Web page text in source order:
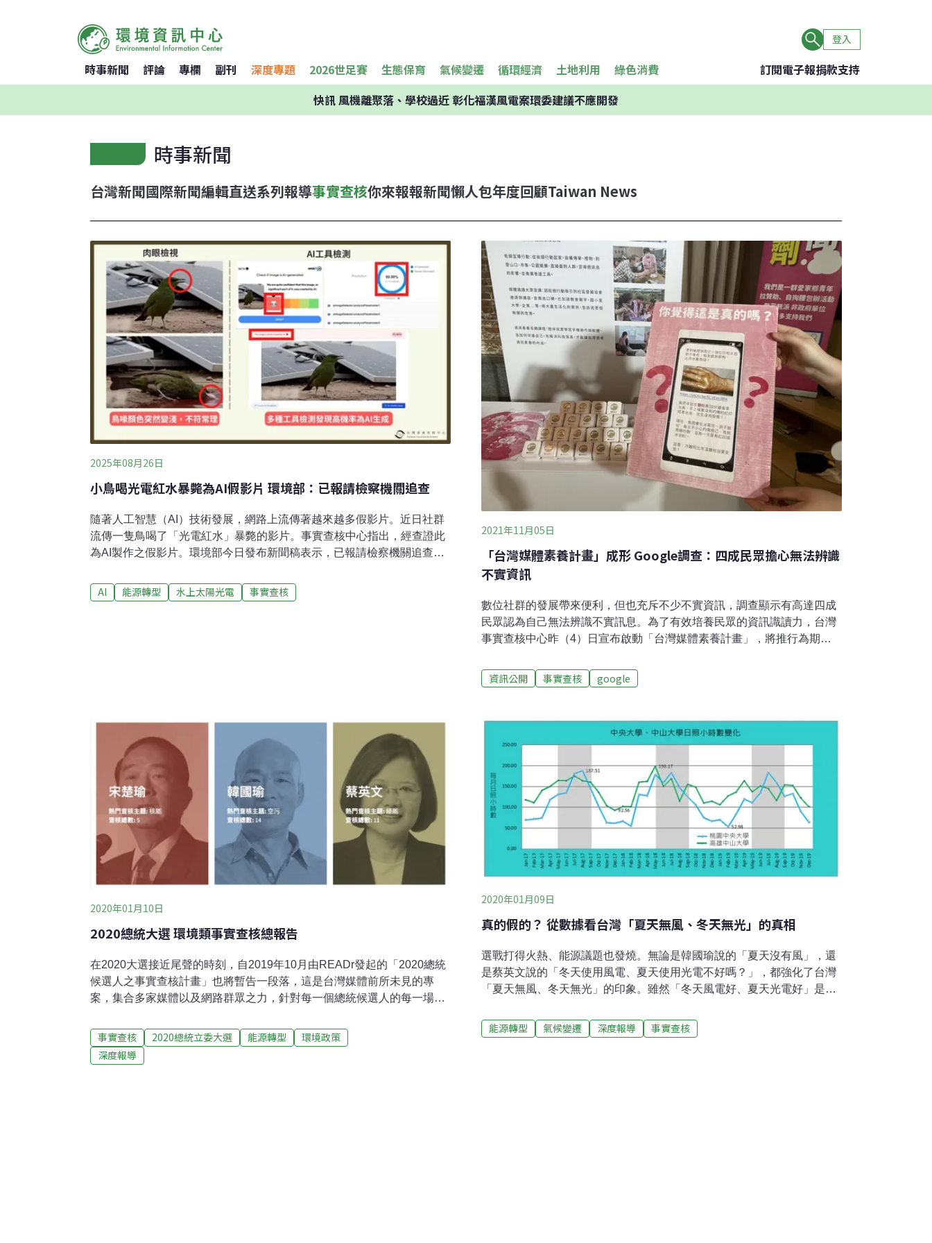
登入
時事新聞 評論 專欄 副刊 深度專題 2026世足賽 生態保育 氣候變遷 循環經濟 土地利用 綠色消費 訂閱電子報捐款支持
快訊風機離聚落、學校過近 彰化福漢風電案環委建議不應開發
時事新聞
台灣新聞國際新聞編輯直送系列報導事實查核你來報報新聞懶人包年度回顧Taiwan News
2025年08月26日
小鳥喝光電紅水暴斃為AI假影片 環境部：已報請檢察機關追查
隨著人工智慧（AI）技術發展，網路上流傳著越來越多假影片。近日社群
流傳一隻鳥喝了「光電紅水」暴斃的影片。事實查核中心指出，經查證此
為AI製作之假影片。環境部今日發布新聞稿表示，已報請檢察機關追查來
近日一則「小鳥喝光電板紅水後秒暴斃」影片，搭配「居然這麼毒！太陽
能板漏出內部紅水」、「小鳥喝了兩口被太陽能板污染的水，立刻暴斃」
AI 能源轉型 水上太陽光電 事實查核
2021年11月05日
「台灣媒體素養計畫」成形 Google調查：四成民眾擔心無法辨識
不實資訊
數位社群的發展帶來便利，但也充斥不少不實資訊，調查顯示有高達四成
民眾認為自己無法辨識不實訊息。為了有效培養民眾的資訊識讀力，台灣
事實查核中心昨（4）日宣布啟動「台灣媒體素養計畫」，將推行為期三
正邁入高齡化社會，但相較年輕族群，熟齡族群更需要提升對不實資訊的
敏感度與事實查核能力。因此計畫特別針對60歲以上熟齡民眾、偏鄉居
事實查核中心 啟動三年媒體識讀專案「台灣媒體素養計畫」由Google旗下
的Google.org贊助發起，串連假新聞清潔劑、台灣媒體觀察教育基金會、
訓練媒體素養培訓人員。Goolge台灣政府事務及公共政策資深協理陳幼臻
指出，身為數位平台必須儘量把最高品質、最好的資訊呈現給使
資訊公開 事實查核 google
2020年01月10日
2020總統大選 環境類事實查核總報告
在2020大選接近尾聲的時刻，自2019年10月由READr發起的「2020總統
候選人之事實查核計畫」也將暫告一段落，這是台灣媒體前所未見的專
案，集合多家媒體以及網路群眾之力，針對每一個總統候選人的每一場公
否與事實相符。查核概況：至2020年1月9日，共有11個媒體完成230則查
核。《環境資訊中心》也參與其中，針對環境面向的發言內容，總共完成
47則查核。查核場次除候選人的公開發言畫面，還包含分別在12/18、
事實查核 2020總統立委大選 能源轉型
環境政策
深度報導
2020年01月09日
真的假的？ 從數據看台灣「夏天無風、冬天無光」的真相
選戰打得火熱、能源議題也發燒。無論是韓國瑜說的「夏天沒有風」，還
是蔡英文說的「冬天使用風電、夏天使用光電不好嗎？」，都強化了台灣
「夏天無風、冬天無光」的印象。雖然「冬天風電好、夏天光電好」是事
多遠？還是要看數據說話。夏天的「風」，約是冬天的四至五成在離岸風
電部分，根據風力發電單一服務窗口網站外傘頂離岸風速塔資料顯示，夏
能源轉型 氣候變遷 深度報導 事實查核